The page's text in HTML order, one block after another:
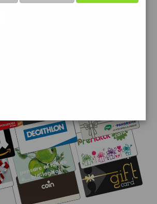
o gift cardper fare la spesa, fare